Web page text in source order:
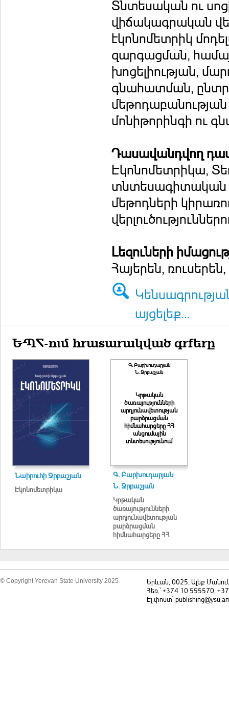
Տնտեսական ու
վիճակագրական
էկոնոմետրիկ
զարգացման,
խոցելիության,
գնահատման,
մեթոդաբանության
մոնիթորինգի ու
Դասավանդվող
Էկոնոմետրիկա,
տնտեսագիտական
մեթոդների
Լեզուների
Հայերեն,
այցելեք...
ԵՊՀ-ում հրատարակված գրքերը
Նաիրուհի Ջրբաշյան
Էկոնոմետրիկա
Գ. Բարխուդարյան
Ն. Ջրբաշյան
Կրթական
ծառայությունների
արդյունավետության
բարձրացման
հիմնահարցերը ՀՀ
անցումային
տնտեսությունում
Գ. Բարխուդարյան
Ն. Ջրբաշյան
Կրթական
ծառայությունների
արդյունավետության
բարձրացման
հիմնահարցերը ՀՀ
տնտեսությունում
© Copyright Yerevan State University 2025
Երևան, 0025, Ալեք
Հեռ.` +374 10 555570,
Էլ.փոստ`